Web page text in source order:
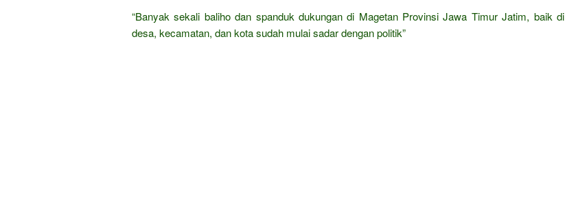
“Banyak sekali baliho dan spanduk dukungan di Magetan Provinsi Jawa Timur Jatim, baik di
desa, kecamatan, dan kota sudah mulai sadar dengan politik”